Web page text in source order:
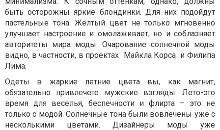
быть осторожны яркие блондинки. Для них подойдут
пастельные тона. Желтый цвет не только мгновенно
улучшает настроение и омолаживает, но и соблазняет
авторитеты мира моды. Очарование солнечной моды
видно, в частности, в проектах Майкла Корса и Филипа
Лима.
Одеты в жаркие летние цвета вы, как магнит,
обязательно привлечете мужские взгляды. Лето-это
время для веселья, беспечности и флирта – это не
только с модой. Солнечные тона были вовлечены уже с
несколькими цветами. Дизайнеры моды уже